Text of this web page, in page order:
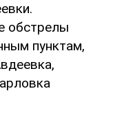
обстрелы
пунктам,